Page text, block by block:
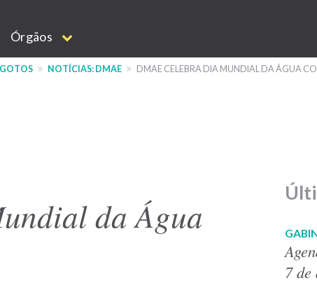
Órgãos
NOTÍCIAS: DMAE DMAE CELEBRA DIA MUNDIAL DA ÁGUA
da Água
7 de